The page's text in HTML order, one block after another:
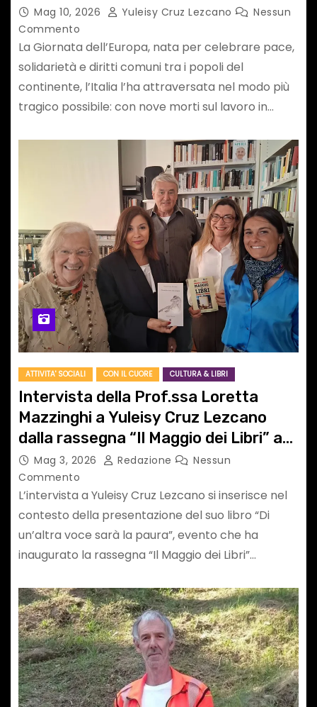
Mag 10, 2026 Yuleisy Cruz Lezcano
Nessun
Commento
La Giornata dell’Europa, nata per celebrare pace,
solidarietà e diritti comuni tra i popoli del
continente, l’Italia l’ha attraversata nel modo più
tragico possibile: con nove morti sul lavoro in…
ATTIVITA' SOCIALI CON IL CUORE CULTURA & LIBRI
Intervista della Prof.ssa Loretta
Mazzinghi a Yuleisy Cruz Lezcano
dalla rassegna “Il Maggio dei Libri” a
Piombino (Livorno)
Mag 3, 2026 Redazione
Nessun
Commento
L’intervista a Yuleisy Cruz Lezcano si inserisce nel
contesto della presentazione del suo libro “Di
un’altra voce sarà la paura”, evento che ha
inaugurato la rassegna “Il Maggio dei Libri”…